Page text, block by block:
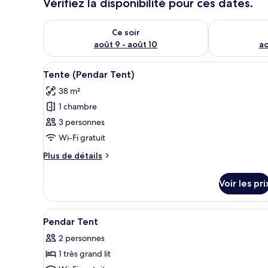
Ce soir
août 9 - août 10
Vérifier la disponibilité pour ce soir août 9 - août 10
Vérifier la
Afficher
toutes
les
photos
pour
ce
type
de
Tente
(Pendar
Tent)
Une chambre avec une
3
Tente (Pendar Tent)
38 m²
1 chambre
3 personnes
Wi-Fi gratuit
Plus de détails
Plus
le
type
de
Tente
(Pendar
Voir les
Afficher
toutes
les
photos
Coffres-forts dans les
3
Pendar Tent
2 personnes
1 très grand lit